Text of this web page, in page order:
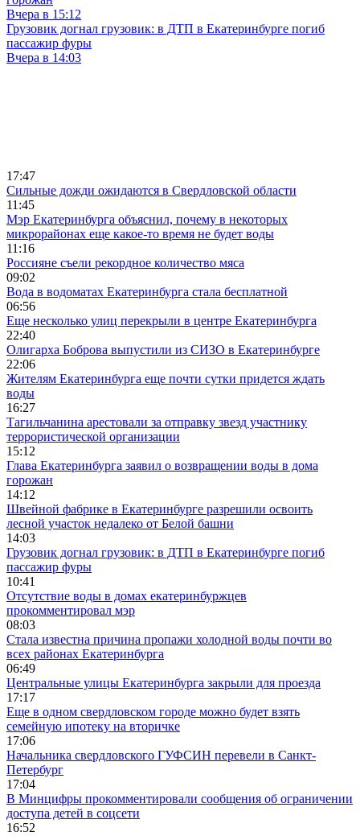
Вчера в 15:12
Грузовик догнал грузовик: в ДТП в Екатеринбурге погиб
пассажир фуры
Вчера в 14:03
17:47
Сильные дожди ожидаются в Свердловской области
11:45
Мэр Екатеринбурга объяснил, почему в некоторых
микрорайонах еще какое-то время не будет воды
11:16
Россияне съели рекордное количество мяса
09:02
Вода в водоматах Екатеринбурга стала бесплатной
06:56
Еще несколько улиц перекрыли в центре Екатеринбурга
22:40
Олигарха Боброва выпустили из СИЗО в Екатеринбурге
22:06
Жителям Екатеринбурга еще почти сутки придется ждать
воды
16:27
Тагильчанина арестовали за отправку звезд участнику
террористической организации
15:12
Глава Екатеринбурга заявил о возвращении воды в дома
горожан
14:12
Швейной фабрике в Екатеринбурге разрешили освоить
лесной участок недалеко от Белой башни
14:03
Грузовик догнал грузовик: в ДТП в Екатеринбурге погиб
пассажир фуры
10:41
Отсутствие воды в домах екатеринбуржцев
прокомментировал мэр
08:03
Стала известна причина пропажи холодной воды почти во
всех районах Екатеринбурга
06:49
Центральные улицы Екатеринбурга закрыли для проезда
17:17
Еще в одном свердловском городе можно будет взять
семейную ипотеку на вторичке
17:06
Начальника свердловского ГУФСИН перевели в Санкт-
Петербург
17:04
В Минцифры прокомментировали сообщения об ограничении
доступа детей в соцсети
16:52